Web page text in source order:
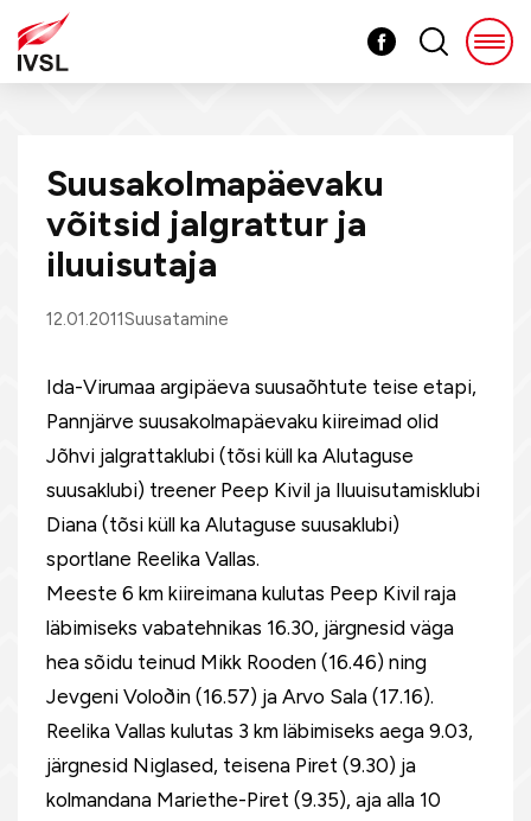
Suusakolmapäevaku
võitsid jalgrattur ja
iluuisutaja
12.01.2011Suusatamine
Ida-Virumaa argipäeva suusaõhtute teise etapi,
Pannjärve suusakolmapäevaku kiireimad olid
Jõhvi jalgrattaklubi (tõsi küll ka Alutaguse
suusaklubi) treener Peep Kivil ja Iluuisutamisklubi
Diana (tõsi küll ka Alutaguse suusaklubi)
sportlane Reelika Vallas.
Meeste 6 km kiireimana kulutas Peep Kivil raja
läbimiseks vabatehnikas 16.30, järgnesid väga
hea sõidu teinud Mikk Rooden (16.46) ning
Jevgeni Voloðin (16.57) ja Arvo Sala (17.16).
Reelika Vallas kulutas 3 km läbimiseks aega 9.03,
järgnesid Niglased, teisena Piret (9.30) ja
kolmandana Mariethe-Piret (9.35), aja alla 10